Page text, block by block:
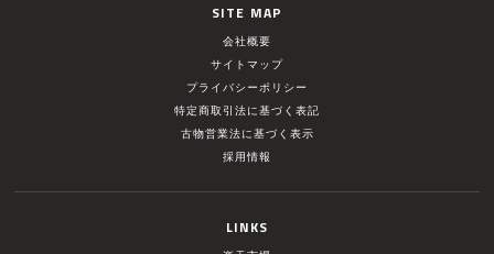
SITE MAP
会社概要
サイトマップ
プライバシーポリシー
特定商取引法に基づく表記
古物営業法に基づく表示
採用情報
LINKS